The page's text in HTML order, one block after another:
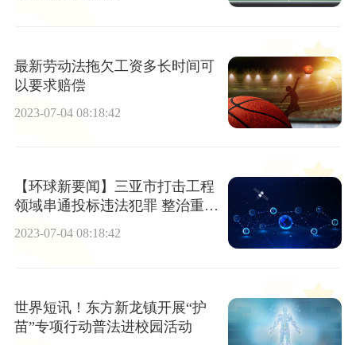
最新劳动法拖欠工资多长时间可
以要求赔偿
2023-07-04 08:18:42
【环球新要闻】三亚市打击工程
领域串通投标违法犯罪 整治重点
领域和行业
2023-07-04 08:18:42
世界短讯！东方新龙镇开展“护
苗”专项行动普法进校园活动